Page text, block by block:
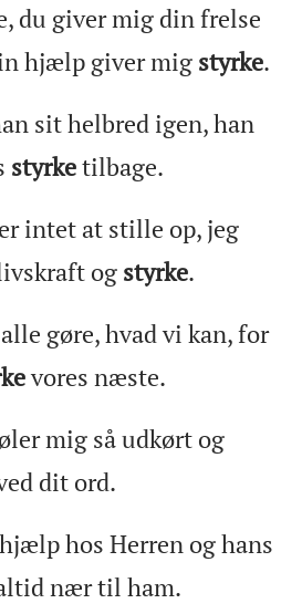
du giver mig din frelse
hjælp giver mig styrke.
sit helbred igen, han
styrketilbage.
intet at stille op, jeg
og styrke.
gøre, hvad vi kan, for
vores næste.
mig så udkørt og
dit ord.
hos Herren og hans
nær til ham.